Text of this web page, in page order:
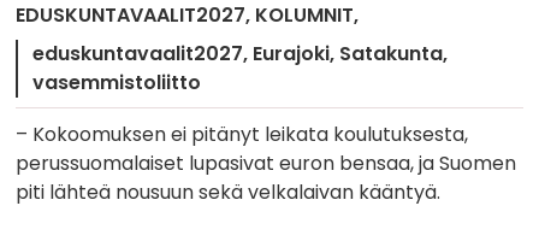
EDUSKUNTAVAALIT2027 KOLUMNIT
eduskuntavaalit2027 Eurajoki Satakunta
vasemmistoliitto
– Kokoomuksen ei pitänyt leikata koulutuksesta,
perussuomalaiset lupasivat euron bensaa, ja Suomen
piti lähteä nousuun sekä velkalaivan kääntyä.